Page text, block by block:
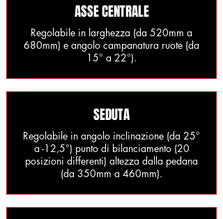
ASSE CENTRALE
Regolabile in larghezza (da 520mm a
680mm) e angolo campanatura ruote (da
15° a 22°).
SEDUTA
Regolabile in angolo inclinazione (da 25°
a -12,5°) punto di bilanciamento (20
posizioni differenti) altezza dalla pedana
(da 350mm a 460mm).